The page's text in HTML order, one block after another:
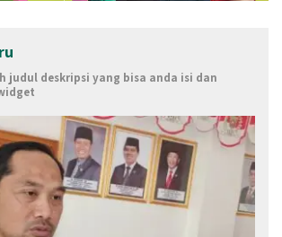
judul deskripsi yang bisa anda isi dan